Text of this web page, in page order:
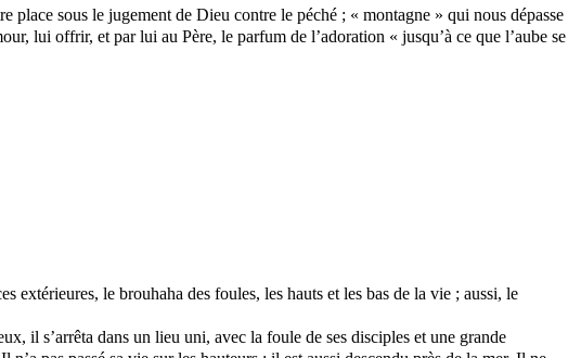
sous le jugement de Dieu contre le péché ; « montagne » qui nous dépasse
lui offrir, et par lui au Père, le parfum de l’adoration « jusqu’à ce que l’aube se
extérieures, le brouhaha des foules, les hauts et les bas de la vie ; aussi, le
il s’arrêta dans un lieu uni, avec la foule de ses disciples et une grande